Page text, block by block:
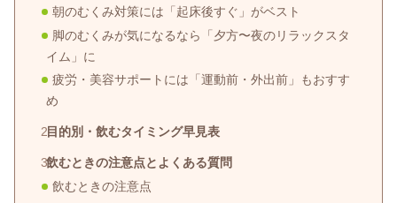
朝のむくみ対策には「起床後すぐ」がベスト
脚のむくみが気になるなら「夕方〜夜のリラックスタ
イム」に
疲労・美容サポートには「運動前・外出前」もおすす
め
目的別・飲むタイミング早見表
飲むときの注意点とよくある質問
飲むときの注意点